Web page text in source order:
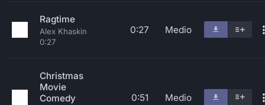
Ragtime
Alex Khaskin
0:27
0:27 Medio
Christmas
Movie
Comedy
0:51 Medio